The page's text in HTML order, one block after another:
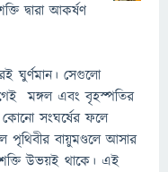
দ্বারা আকর্ষণ
ঘুর্ণমান। সেগুলো
মঙ্গল এবং বৃহস্পতির
কোনো সংঘর্ষের ফলে
পৃথিবীর বায়ুমণ্ডলে আসার
উভয়ই থাকে। এই